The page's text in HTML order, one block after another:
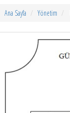
Ana Sayfa Yönetim